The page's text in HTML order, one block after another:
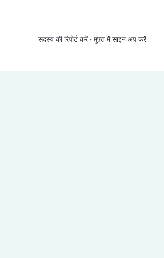
सदस्य की रिपोर्ट करें• मुफ़्त में साइन अप करें